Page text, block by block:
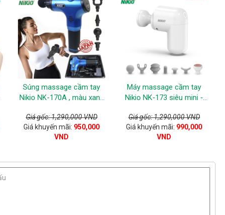
Súng massage cầm tay
Nikio NK-170A , màu xanh
Giá gốc: 1,290,000 VND
Giá khuyến mãi: 950,000
VND
Máy massage cầm tay
Nikio NK-173 siêu mini -
toàn thân, màu trắng
Giá gốc: 1,290,000 VND
Giá khuyến mãi: 990,000
VND